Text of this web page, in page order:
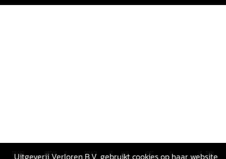
Uitgeverij Verloren B.V. gebruikt cookies op haar website